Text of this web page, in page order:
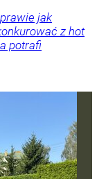
jak
z hot
potrafi